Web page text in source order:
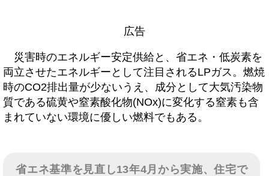
広告
災害時のエネルギー安定供給と、省エネ・低炭素を
両立させたエネルギーとして注目されるLPガス。燃焼
時のCO2排出量が少ないうえ、成分として大気汚染物
質である硫黄や窒素酸化物(NOx)に変化する窒素も含
まれていない環境に優しい燃料でもある。
省エネ基準を見直し13年4月から実施、住宅で